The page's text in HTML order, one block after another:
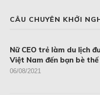
CÂU CHUYÊN KHỞI
Nữ CEO trẻ làm du lịch
Việt Nam đến bạn bè
06/08/2021